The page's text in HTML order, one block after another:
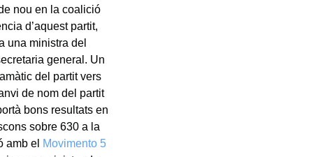
nou en la coalició
d’aquest partit,
una ministra del
general. Un
del partit vers
de nom del partit
bons resultats en
sobre 630 a la
amb el Movimento 5